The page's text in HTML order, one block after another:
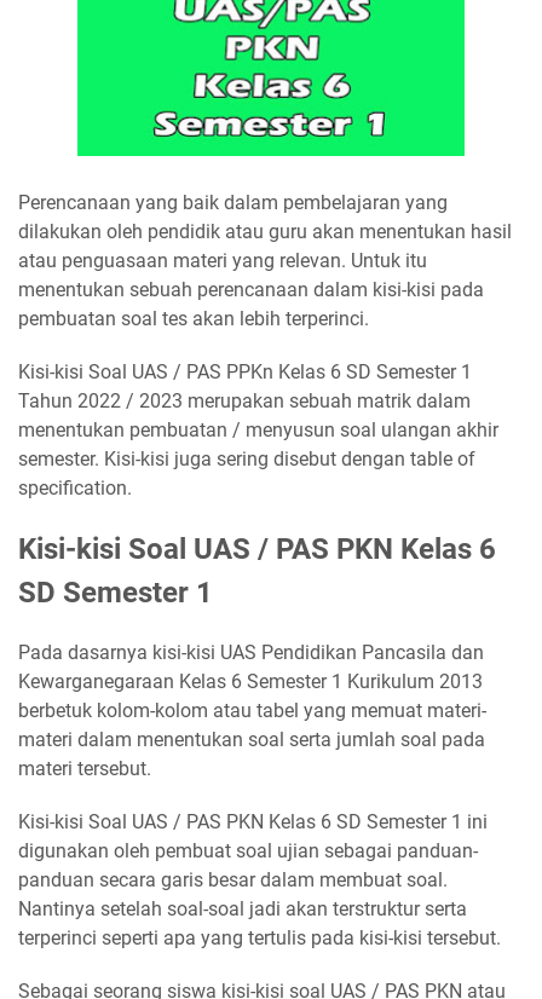
Perencanaan yang baik dalam pembelajaran yang
dilakukan oleh pendidik atau guru akan menentukan hasil
atau penguasaan materi yang relevan. Untuk itu
menentukan sebuah perencanaan dalam kisi-kisi pada
pembuatan soal tes akan lebih terperinci.
Kisi-kisi Soal UAS / PAS PPKn Kelas 6 SD Semester 1
Tahun 2022 / 2023 merupakan sebuah matrik dalam
menentukan pembuatan / menyusun soal ulangan akhir
semester. Kisi-kisi juga sering disebut dengan table of
specification.
Kisi-kisi Soal UAS / PAS PKN Kelas 6
SD Semester 1
Pada dasarnya kisi-kisi UAS Pendidikan Pancasila dan
Kewarganegaraan Kelas 6 Semester 1 Kurikulum 2013
berbetuk kolom-kolom atau tabel yang memuat materi-
materi dalam menentukan soal serta jumlah soal pada
materi tersebut.
Kisi-kisi Soal UAS / PAS PKN Kelas 6 SD Semester 1 ini
digunakan oleh pembuat soal ujian sebagai panduan-
panduan secara garis besar dalam membuat soal.
Nantinya setelah soal-soal jadi akan terstruktur serta
terperinci seperti apa yang tertulis pada kisi-kisi tersebut.
Sebagai seorang siswa kisi-kisi soal UAS / PAS PKN atau